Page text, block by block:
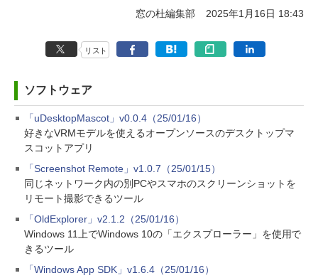
窓の杜編集部 2025年1月16日 18:43
リスト
ソフトウェア
「uDesktopMascot」v0.0.4（25/01/16）
好きなVRMモデルを使えるオープンソースのデスクトップマ
スコットアプリ
「Screenshot Remote」v1.0.7（25/01/15）
同じネットワーク内の別PCやスマホのスクリーンショットを
リモート撮影できるツール
「OldExplorer」v2.1.2（25/01/16）
Windows 11上でWindows 10の「エクスプローラー」を使用で
きるツール
「Windows App SDK」v1.6.4（25/01/16）